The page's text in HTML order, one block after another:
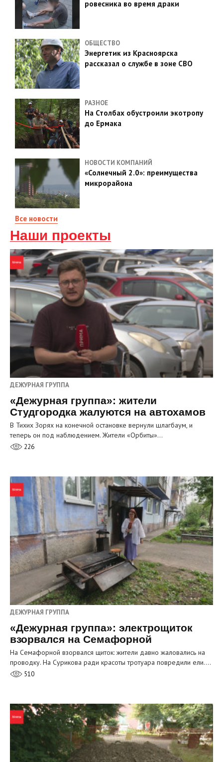
ровесника во время драки
ОБЩЕСТВО
Энергетик из Красноярска
рассказал о службе в зоне СВО
РАЗНОЕ
На Столбах обустроили экотропу
до Ермака
НОВОСТИ КОМПАНИЙ
«Солнечный 2.0»: преимущества
микрорайона
Все новости
Наши проекты
ДЕЖУРНАЯ ГРУППА
«Дежурная группа»: жители
Студгородка жалуются на автохамов
В Тихих Зорях на конечной остановке вернули шлагбаум, и
теперь он под наблюдением. Жители «Орбиты»…
226
ДЕЖУРНАЯ ГРУППА
«Дежурная группа»: электрощиток
взорвался на Семафорной
На Семафорной взорвался щиток: жители давно жаловались на
проводку. На Сурикова ради красоты тротуара повредили ели.…
510